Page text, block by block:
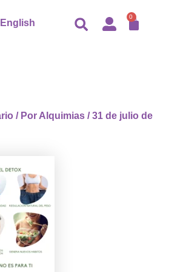
English 0
/ Por Alquimias /31 de julio de